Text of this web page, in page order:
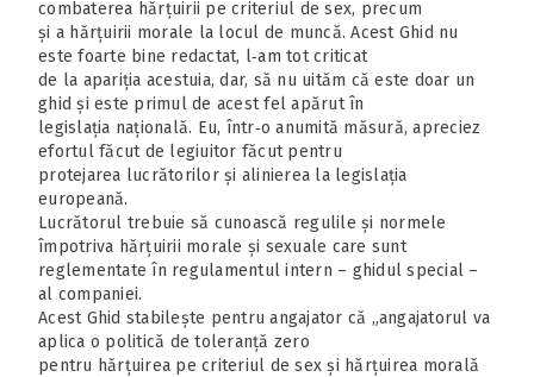
combaterea hărțuirii pe criteriul de sex, precum
și a hărțuirii morale la locul de muncă. Acest Ghid nu
este foarte bine redactat, l‑am tot criticat
de la apariția acestuia, dar, să nu uităm că este doar un
ghid și este primul de acest fel apărut în
legislația națională. Eu, într‑o anumită măsură, apreciez
efortul făcut de legiuitor făcut pentru
protejarea lucrătorilor și alinierea la legislația
europeană.
Lucrătorul trebuie să cunoască regulile și normele
împotriva hărțuirii morale și sexuale care sunt
reglementate în regulamentul intern – ghidul special –
al companiei.
Acest Ghid stabilește pentru angajator că „angajatorul va
aplica o politică de toleranță zero
pentru hărțuirea pe criteriul de sex și hărțuirea morală